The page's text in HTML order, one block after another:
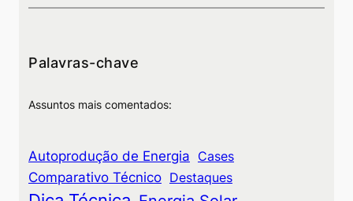
Palavras-chave
Assuntos mais comentados:
Autoprodução de Energia Cases
Comparativo Técnico Destaques